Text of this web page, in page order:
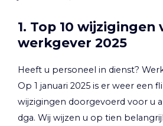
1. Top 10 wijzigingen
werkgever 2025
Heeft u personeel in dienst?
Op 1 januari 2025 is er weer een
wijzigingen doorgevoerd voor u
dga. Wij wijzen u op tien